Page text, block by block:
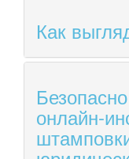
Как
онлайн-